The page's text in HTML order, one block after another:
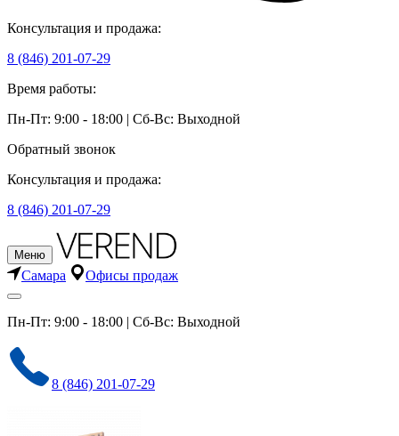
Консультация и продажа:
8 (846) 201-07-29
Время работы:
Пн-Пт: 9:00 - 18:00 | Сб-Вс: Выходной
Обратный звонок
Консультация и продажа:
8 (846) 201-07-29
Меню
Самара Офисы продаж
Пн-Пт: 9:00 - 18:00 | Сб-Вс: Выходной
8 (846) 201-07-29